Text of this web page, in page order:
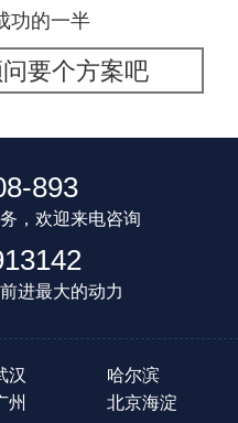
功的一半
要个方案吧
893
，欢迎来电咨询
进最大的动力
汉
哈尔滨
州 北京海淀